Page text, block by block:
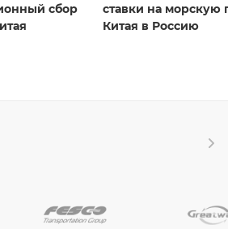
сбор
ставки на морскую
Китая в Россию